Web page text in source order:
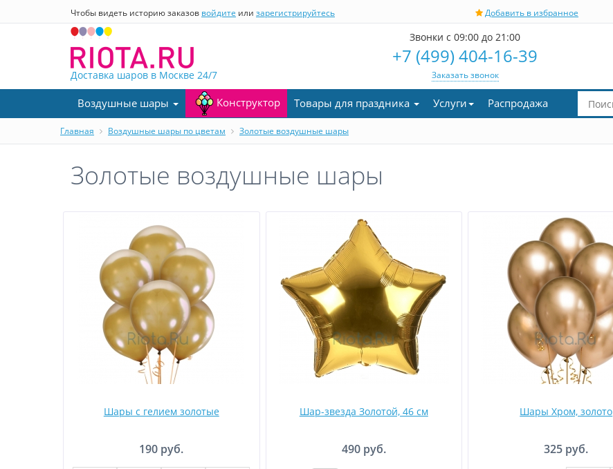
Чтобы видеть историю заказов войдите или зарегистрируйтесь Добавить в избранное
Доставка шаров в Москве 24/7
Звонки с 09:00 до 21:00
+7 (499) 404-16-39
Заказать звонок
Воздушные шары Конструктор Товары для праздника Услуги Распродажа
Главная Воздушные шары по цветам Золотые воздушные шары
Золотые воздушные шары
Шары с гелием золотые
190 руб.
Шар-звезда Золотой, 46 см
490 руб.
Шары Хром, золото
325 руб.